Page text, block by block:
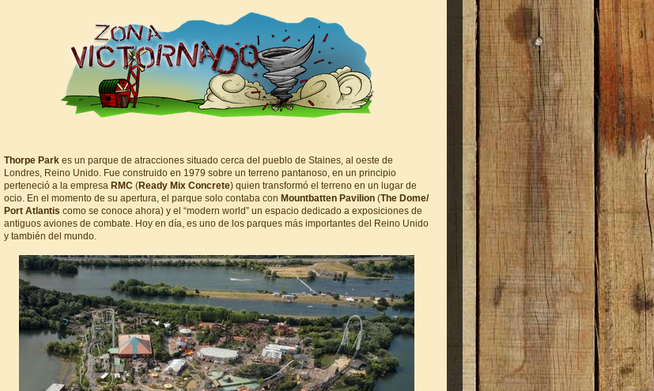
Thorpe Park es un parque de atracciones situado cerca del pueblo de Staines, al oeste de
Londres, Reino Unido. Fue construido en 1979 sobre un terreno pantanoso, en un principio
perteneció a la empresa RMC (Ready Mix Concrete) quien transformó el terreno en un lugar de
ocio. En el momento de su apertura, el parque solo contaba con Mountbatten Pavilion (The Dome/
Port Atlantis como se conoce ahora) y el “modern world” un espacio dedicado a exposiciones de
antiguos aviones de combate. Hoy en día, es uno de los parques más importantes del Reino Unido
y también del mundo.